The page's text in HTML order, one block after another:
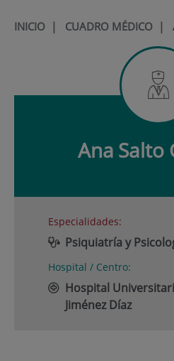
INICIO| CUADRO MÉDICO|
Ana Salto
Especialidades:
Psiquiatría y
Hospital / Centro:
Hospital
Jiménez Díaz